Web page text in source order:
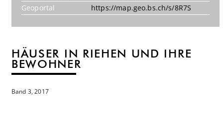
Geoportal
https://map.geo.bs.ch/s/8R7S
HÄUSER IN RIEHEN UND IHRE
BEWOHNER
Band 3, 2017